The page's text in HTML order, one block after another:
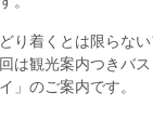
り着くとは限らな
は観光案内つきバ
」のご案内です。